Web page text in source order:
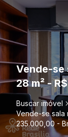
Vende-se
28 m² -
Buscar imóvel
Vende-se sala
235.000,00 -